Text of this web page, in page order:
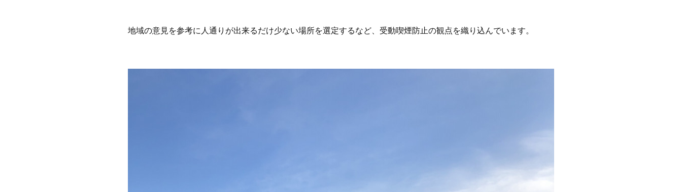
地域の意見を参考に人通りが出来るだけ少ない場所を選定するなど、受動喫煙防止の観点を織り込んでいます。